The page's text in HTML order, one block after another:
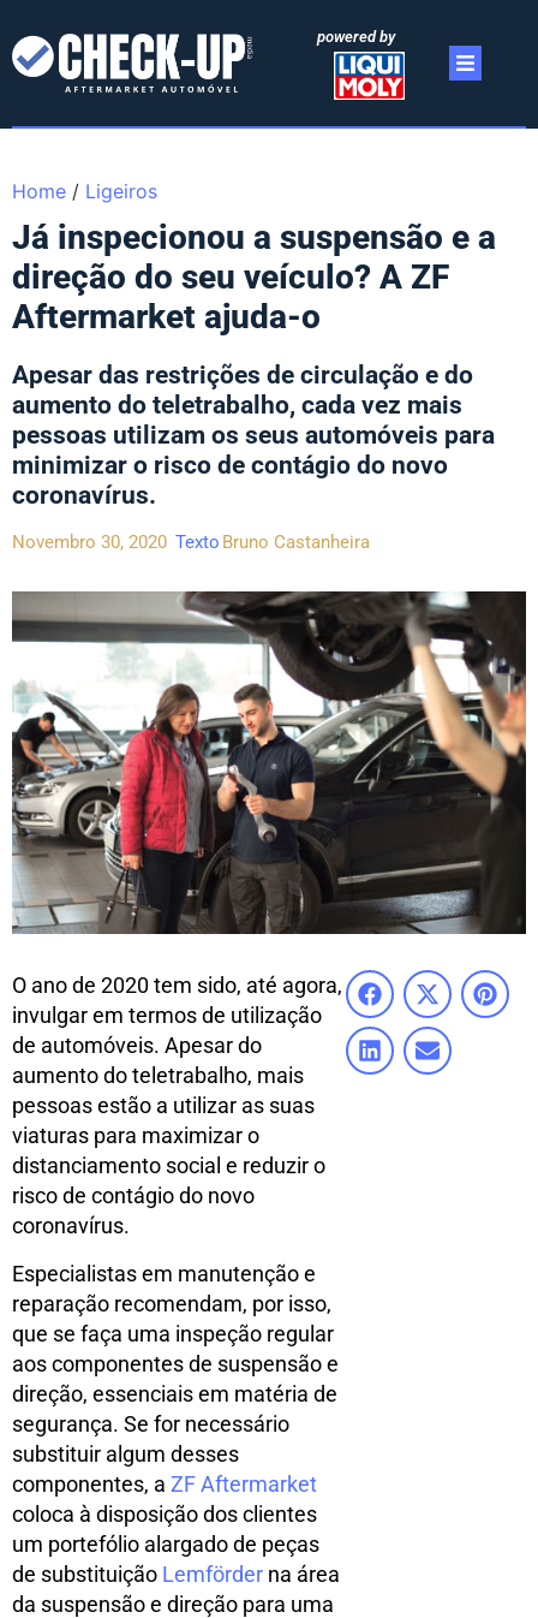
powered by
Home / Ligeiros
Já inspecionou a suspensão e a
direção do seu veículo? A ZF
Aftermarket ajuda-o
Apesar das restrições de circulação e do
aumento do teletrabalho, cada vez mais
pessoas utilizam os seus automóveis para
minimizar o risco de contágio do novo
coronavírus.
Novembro 30, 2020 Texto Bruno Castanheira
O ano de 2020 tem sido, até agora,
invulgar em termos de utilização
de automóveis. Apesar do
aumento do teletrabalho, mais
pessoas estão a utilizar as suas
viaturas para maximizar o
distanciamento social e reduzir o
risco de contágio do novo
coronavírus.
Especialistas em manutenção e
reparação recomendam, por isso,
que se faça uma inspeção regular
aos componentes de suspensão e
direção, essenciais em matéria de
segurança. Se for necessário
substituir algum desses
componentes, a ZF Aftermarket
coloca à disposição dos clientes
um portefólio alargado de peças
de substituição Lemförder na área
da suspensão e direção para uma